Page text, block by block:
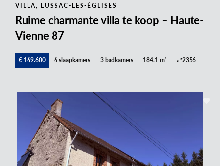
VILLA, LUSSAC-LES-ÉGLISES
Ruime charmante villa te koop – Haute-
Vienne 87
€ 169.600 6 slaapkamers 3 badkamers 184.1 m² 2356